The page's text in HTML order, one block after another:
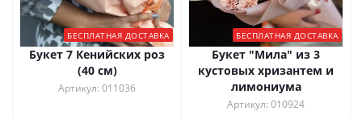
БЕСПЛАТНАЯ ДОСТАВКА
Букет 7 Кенийских роз
(40 см)
Артикул: 011036
БЕСПЛАТНАЯ ДОСТАВКА
Букет "Мила" из 3
кустовых хризантем и
лимониума
Артикул: 010924